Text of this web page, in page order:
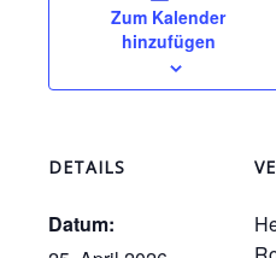
Zum Kalender
hinzufügen
DETAILS
Datum: